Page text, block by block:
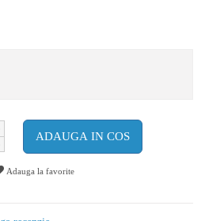
ADAUGA IN COS
Adauga la favorite